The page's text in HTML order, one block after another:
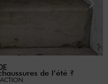
de l’été ?